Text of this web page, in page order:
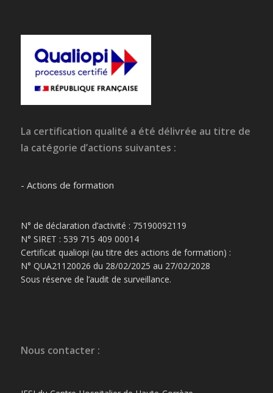
La certification qualité a été délivrée au titre de
la catégorie d’actions suivantes :
- Actions de formation
N° de déclaration d’activité : 75190092119
N° SIRET : 539 715 409 00014
Certificat qualiopi (au titre des actions de formation) :
N° QUA21120026 du 28/02/2025 au 27/02/2028
Sous réserve de l’audit de surveillance.
Nous contacter :